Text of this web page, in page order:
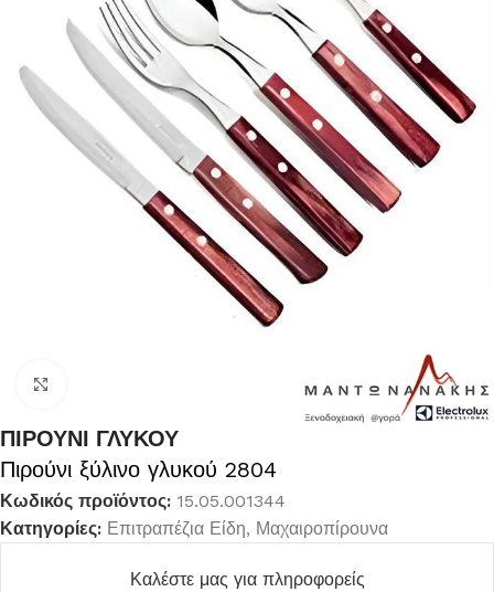
ΠΙΡΟΥΝΙ ΓΛΥΚΟΥ
Πιρούνι ξύλινο γλυκού 2804
Κωδικός προϊόντος: 15.05.001344
Κατηγορίες: Επιτραπέζια Είδη, Μαχαιροπίρουνα
Καλέστε μας για πληροφορείς